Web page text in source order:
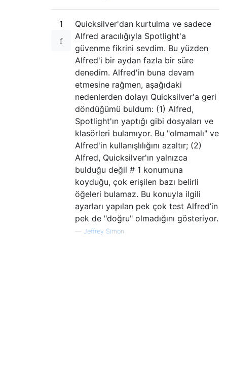
1
Quicksilver'dan kurtulma ve sadece
Alfred aracılığıyla Spotlight'a
güvenme fikrini sevdim. Bu yüzden
Alfred'i bir aydan fazla bir süre
denedim. Alfred'in buna devam
etmesine rağmen, aşağıdaki
nedenlerden dolayı Quicksilver'a geri
döndüğümü buldum: (1) Alfred,
Spotlight'ın yaptığı gibi dosyaları ve
klasörleri bulamıyor. Bu "olmamalı" ve
Alfred'in kullanışlılığını azaltır; (2)
Alfred, Quicksilver'ın yalnızca
bulduğu değil # 1 konumuna
koyduğu, çok erişilen bazı belirli
öğeleri bulamaz. Bu konuyla ilgili
ayarları yapılan pek çok test Alfred’in
pek de "doğru" olmadığını gösteriyor.
— Jeffrey Simon